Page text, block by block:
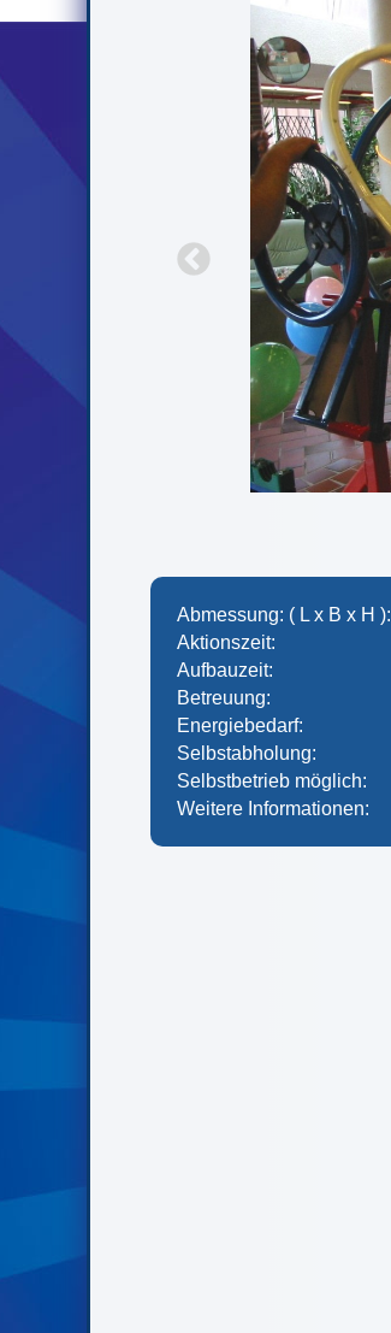
Abmessung: ( L x B x H ):
Aktionszeit:
Aufbauzeit:
Betreuung:
Energiebedarf:
Selbstabholung:
Selbstbetrieb möglich:
Weitere Informationen: